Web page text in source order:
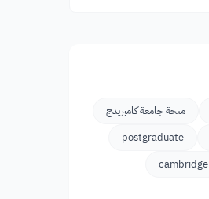
منحة جامعة كامبريدج
postgraduate
cambridge